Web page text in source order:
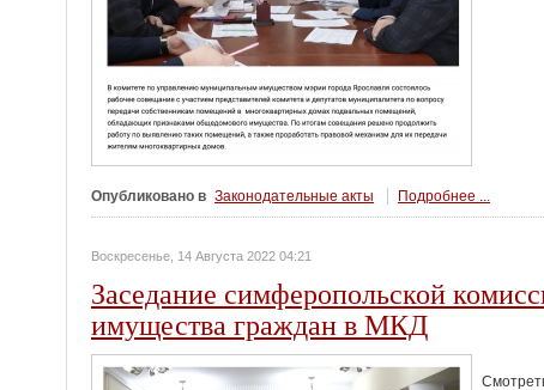
Опубликовано в Законодательные акты Подробнее ...
Воскресенье, 14 Августа 2022 04:21
Заседание симферопольской
имущества граждан в МКД